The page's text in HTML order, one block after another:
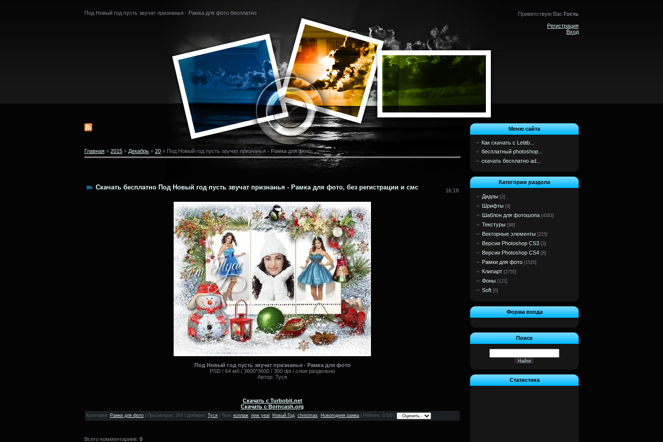
Под Новый год пусть звучат признанья - Рамка для фото бесплатно Приветствую Вас Гость
Регистрация
Вход
Главная » 2015 » Декабрь » 20 » Под Новый год пусть звучат признанья - Рамка для фото
Скачать бесплатно Под Новый год пусть звучат признанья - Рамка для фото, без регистрации и смс 16:18
Под Новый год пусть звучат признанья - Рамка для фото
PSD / 64 мб / 3600*3600 / 300 dpi / слои раздельно
Автор: Туся
Скачать с Turbobit.net
Скачать с Borncash.org
Категория : Рамки для фото Просмотров: 297 | Добавил: Туся Теги: коллаж, new year, Новый Год, christmas, Новогодняя рамка Рейтинг: 0.0/0 |
Всего комментариев: 0
Меню сайта
Как скачать с Letitb...
бесплатный photoshop...
скачать бесплатно ad...
Категории раздела
Дидлы [2]
Шрифты [4]
Шаблон для фотошопа [4583]
Текстуры [86]
Векторные элементы [215]
Версии Photoshop CS3 [3]
Версии Photoshop CS4 [8]
Рамки для фото [1520]
Клипарт [2755]
Фоны [121]
Soft [0]
Форма входа
Поиск
Статистика